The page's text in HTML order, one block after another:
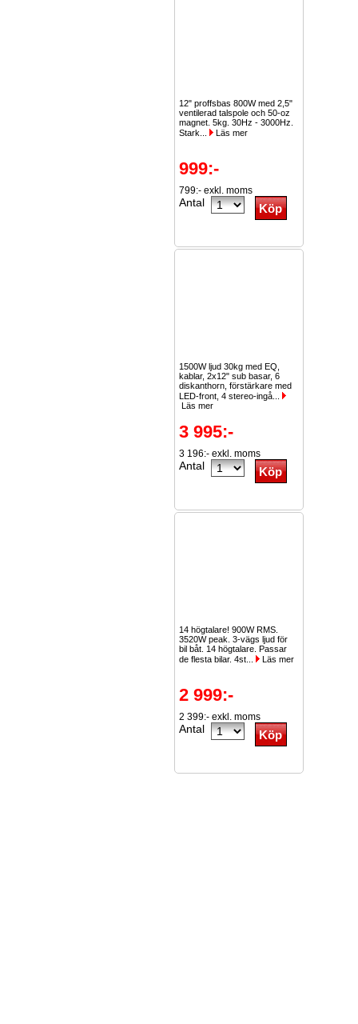
12" proffsbas 800W med 2,5"
ventilerad talspole och 50-oz
magnet. 5kg. 30Hz - 3000Hz.
Stark...
Läs mer
999:-
799:- exkl. moms
Antal
1500W ljud 30kg med EQ,
kablar, 2x12" sub basar, 6
diskanthorn, förstärkare med
LED-front, 4 stereo-ingå...
Läs mer
3 995:-
3 196:- exkl. moms
Antal
14 högtalare! 900W RMS.
3520W peak. 3-vägs ljud för
bil båt. 14 högtalare. Passar
de flesta bilar. 4st...
Läs mer
2 999:-
2 399:- exkl. moms
Antal